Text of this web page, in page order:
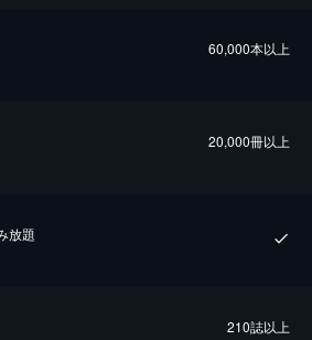
60,000本以上
20,000冊以上
放題
210誌以上